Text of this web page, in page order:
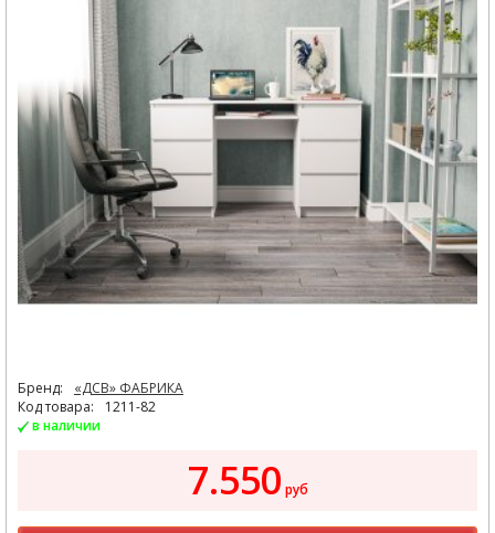
Бренд:
«ДСВ» ФАБРИКА
Код товара:
1211-82
в наличии
7.550 руб